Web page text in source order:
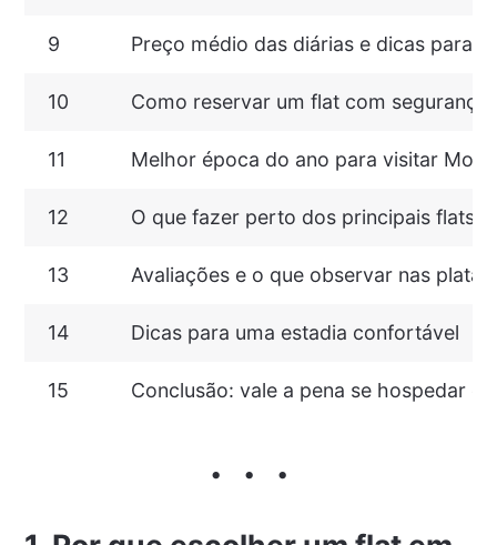
9 Preço médio das diárias e dicas para
10 Como reservar um flat com segurança
11 Melhor época do ano para visitar
12 O que fazer perto dos principais flats
13 Avaliações e o que observar nas
14 Dicas para uma estadia confortável
15 Conclusão: vale a pena se hospedar